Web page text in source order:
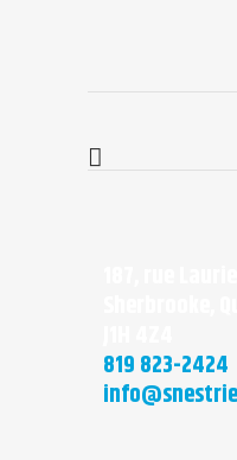
819 823-2424